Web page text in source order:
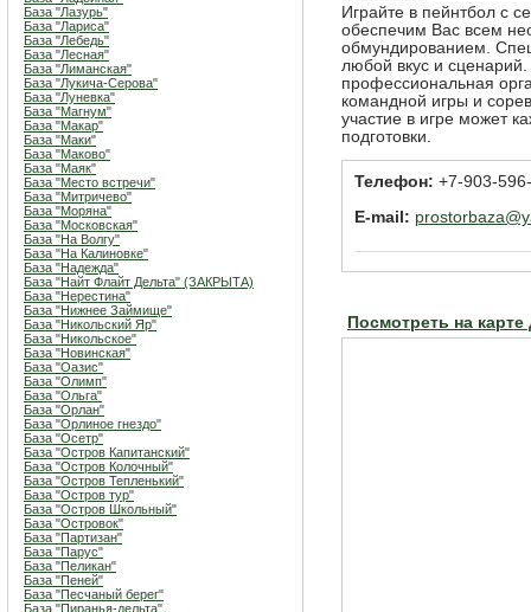
База "Лазурь"
База "Лариса"
База "Лебедь"
База "Лесная"
База "Лиманская"
База "Лукича-Серова"
База "Луневка"
База "Магнум"
База "Макар"
База "Маки"
База "Маково"
База "Маяк"
База "Место встречи"
База "Митричево"
База "Моряна"
База "Московская"
База "На Волгу"
База "На Калиновке"
База "Надежда"
База "Найт Флайт Дельта" (ЗАКРЫТА)
База "Нерестина"
База "Нижнее Займище"
База "Никольский Яр"
База "Никольское"
База "Новинская"
База "Оазис"
База "Олимп"
База "Ольга"
База "Орлан"
База "Орлиное гнездо"
База "Осетр"
База "Остров Капитанский"
База "Остров Колочный"
База "Остров Тепленький"
База "Остров тур"
База "Остров Школьный"
База "Островок"
База "Партизан"
База "Парус"
База "Пеликан"
База "Пеней"
База "Песчаный берег"
База "Пиранья-дельта"
Играйте в пейнтбол с
обеспечим Вас всем
обмундированием.
любой вкус и
профессиональная
командной игры и
участие в игре может
подготовки.
Телефон: +7-903-
E-mail:
Посмотреть на